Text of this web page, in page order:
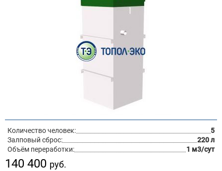
Количество человек:
5
Залповый сброс:
220 л
Объём переработки:
1 м3/сут
140 400 руб.